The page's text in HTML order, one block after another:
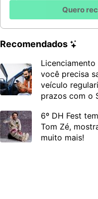
Quero
Recomendados
você precisa
veículo
prazos com o
6º DH Fest
Tom Zé,
muito mais!